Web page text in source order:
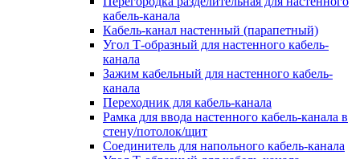
кабель-канала
Кабель-канал настенный (парапетный)
Угол Т-образный для настенного кабель-
канала
Зажим кабельный для настенного кабель-
канала
Переходник для кабель-канала
Рамка для ввода настенного кабель-канала в
стену/потолок/щит
Соединитель для напольного кабель-канала